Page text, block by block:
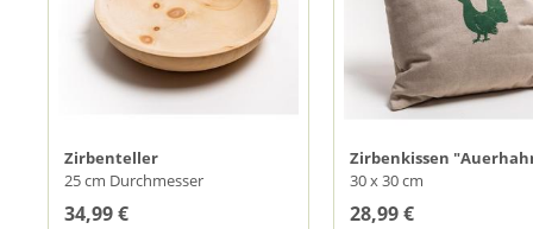
Zirbenteller
25 cm Durchmesser
34,99 €
Zirbenkissen
grün"
30 x 30 cm
28,99 €